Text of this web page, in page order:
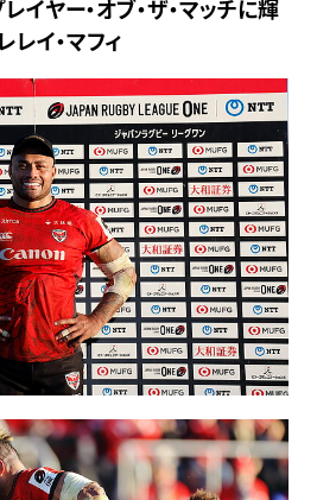
イヤー・オブ・ザ・マッチに輝
レイ・マフィ